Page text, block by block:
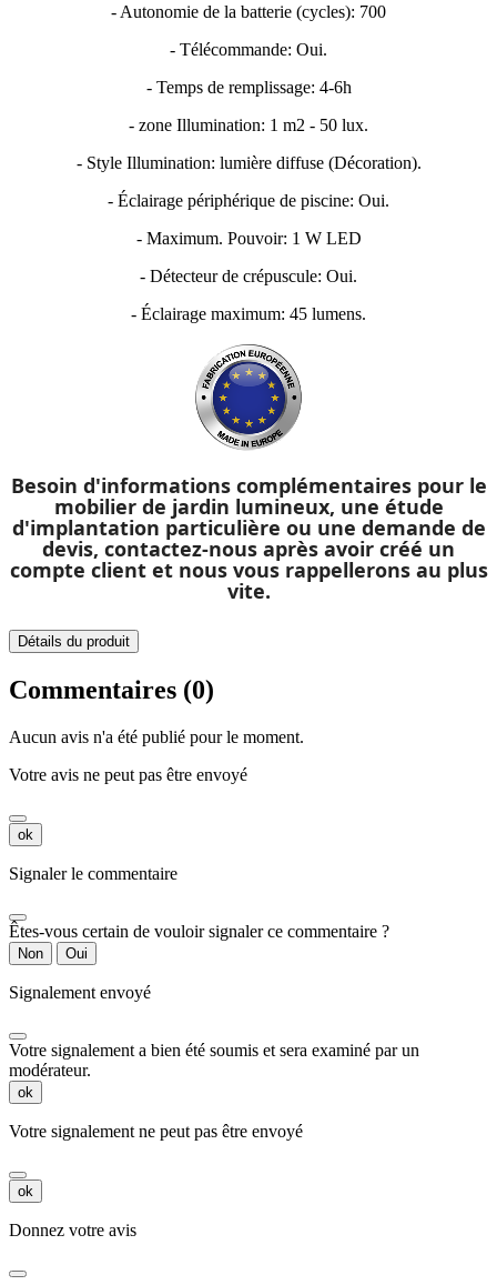
- Autonomie de la batterie (cycles): 700
- Télécommande: Oui.
- Temps de remplissage: 4-6h
- zone Illumination: 1 m2 - 50 lux.
- Style Illumination: lumière diffuse (Décoration).
- Éclairage périphérique de piscine: Oui.
- Maximum. Pouvoir: 1 W LED
- Détecteur de crépuscule: Oui.
- Éclairage maximum: 45 lumens.
Besoin d'informations complémentaires pour le
mobilier de jardin lumineux, une étude
d'implantation particulière ou une demande de
devis, contactez-nous après avoir créé un
compte client et nous vous rappellerons au plus
vite.
Détails du produit
Commentaires (0)
Aucun avis n'a été publié pour le moment.
Votre avis ne peut pas être envoyé
ok
Signaler le commentaire
Êtes-vous certain de vouloir signaler ce commentaire ?
Non Oui
Signalement envoyé
Votre signalement a bien été soumis et sera examiné par un
modérateur.
ok
Votre signalement ne peut pas être envoyé
ok
Donnez votre avis